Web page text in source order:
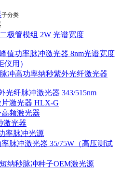
子分类
极管模组 2W 光谱宽度
值功率脉冲激光器 8nm光谱宽度
用）
冲高功率纳秒紫外光纤激光器
光纤脉冲激光器 343/515nm
片激光器 HLX-G
高频激光器
激光器
率脉冲光源
脉冲激光器 35/75W（高压测试
短纳秒脉冲种子OEM激光源